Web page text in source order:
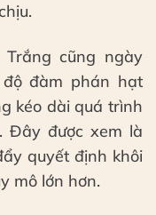
cũng ngày
đàm phán hạt
kéo dài quá trình
Đây được xem là
quyết định khôi
mô lớn hơn.